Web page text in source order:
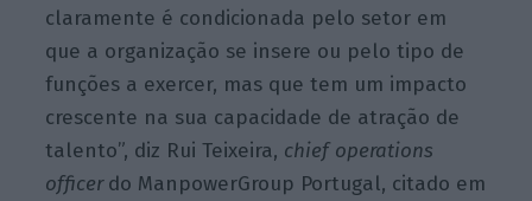
claramente é condicionada pelo setor em
que a organização se insere ou pelo tipo de
funções a exercer, mas que tem um impacto
crescente na sua capacidade de atração de
talento”, diz Rui Teixeira, chief operations
officerdo ManpowerGroup Portugal, citado em